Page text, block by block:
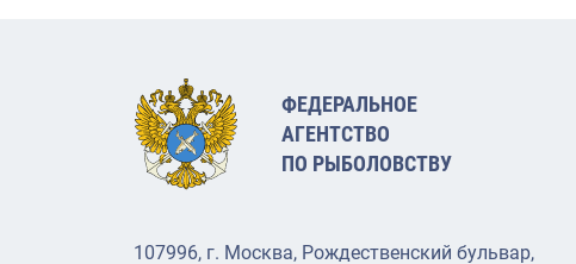
ФЕДЕРАЛЬНОЕ
АГЕНТСТВО
ПО РЫБОЛОВСТВУ
107996, г. Москва, Рождественский бульвар,